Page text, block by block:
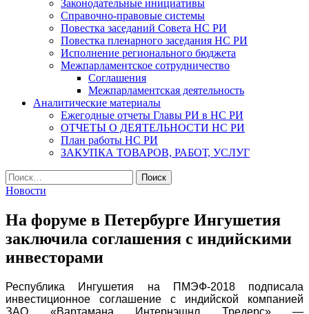
Законодательные инициативы
Справочно-правовые системы
Повестка заседаний Совета НС РИ
Повестка пленарного заседания НС РИ
Исполнение регионального бюджета
Межпарламентское сотрудничество
Соглашения
Межпарламентская деятельность
Аналитические материалы
Ежегодные отчеты Главы РИ в НС РИ
ОТЧЕТЫ О ДЕЯТЕЛЬНОСТИ НС РИ
План работы НС РИ
ЗАКУПКА ТОВАРОВ, РАБОТ, УСЛУГ
Найти:
Новости
На форуме в Петербурге Ингушетия
заключила соглашения с индийскими
инвесторами
Республика Ингушетия на ПМЭФ-2018 подписала
инвестиционное соглашение с индийской компанией
ЗАО «Вартамана Интернэшнл Тредерс» —